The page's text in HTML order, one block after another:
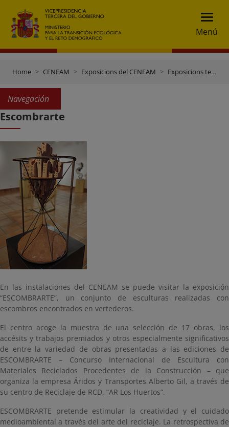
Menú
Home CENEAM Exposicions del CENEAM Exposicions temporals
Navegación
Escombrarte
En las instalaciones del CENEAM se puede visitar la exposición
“ESCOMBRARTE”, un conjunto de esculturas realizadas con
escombros encontrados en vertederos.
El centro acoge la muestra de una selección de 17 obras, los
accésits y trabajos premiados y otros especialmente significativos
de entre la variedad de obras presentadas a las ediciones de
ESCOMBRARTE – Concurso Internacional de Escultura con
Materiales Reciclados Procedentes de la Construcción – que
organiza la empresa Áridos y Transportes Alberto Gil, a través de
su centro de Reciclaje de RCD, “AR Los Huertos”.
ESCOMBRARTE pretende estimular la creatividad y el cuidado
medioambiental a través del arte del reciclaje. La retrospectiva de